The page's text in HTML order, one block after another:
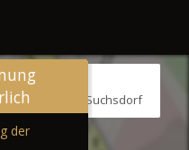
1, 24107 Kiel-Suchsdorf
der